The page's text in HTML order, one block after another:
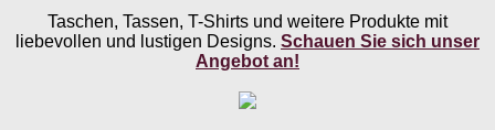
Taschen, Tassen, T-Shirts und weitere Produkte mit
liebevollen und lustigen Designs. Schauen Sie sich unser
Angebot an!